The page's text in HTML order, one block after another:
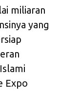
miliaran
yang
Expo